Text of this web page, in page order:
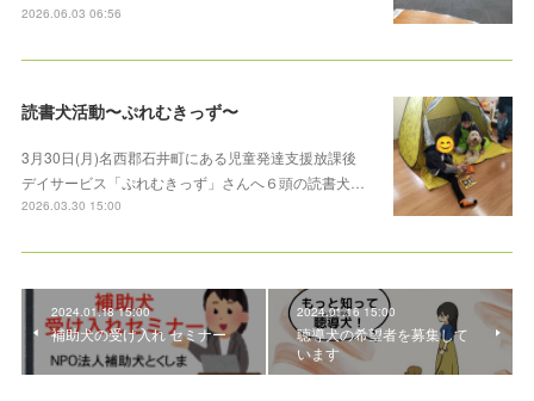
2026.06.03 06:56
読書犬活動〜ぷれむきっず〜
3月30日(月)名西郡石井町にある児童発達支援放課後
デイサービス「ぷれむきっず」さんへ６頭の読書犬…
2026.03.30 15:00
2024.01.18 15:00
補助犬の受け入れ セミナー
2024.01.16 15:00
聴導犬の希望者を募集して
います